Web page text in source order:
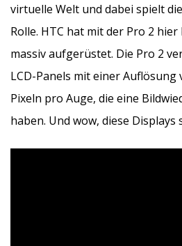
virtuelle Welt und dabei spielt
Rolle. HTC hat mit der Pro 2
massiv aufgerüstet. Die Pro 2
LCD-Panels mit einer Auflösung
Pixeln pro Auge, die eine
haben. Und wow, diese Displays